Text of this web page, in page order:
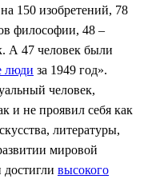
150 изобретений, 78
философии, 48 –
А 47 человек были
люди за 1949 год».
человек,
и не проявил себя как
литературы,
мировой
высокого